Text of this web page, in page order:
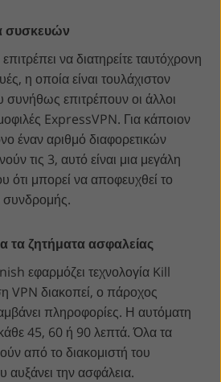
συσκευών
να διατηρείτε ταυτόχρονη
η οποία είναι τουλάχιστον
επιτρέπουν οι άλλοι
ExpressVPN. Για κάποιον
έναν αριθμό διαφορετικών
τις 3, αυτό είναι μια μεγάλη
ότι μπορεί να αποφευχθεί το
συνδρομής.
τα ζητήματα ασφαλείας
εφαρμόζει τεχνολογία Kill
VPN διακοπεί, ο πάροχος
πληροφορίες. Η αυτόματη
45, 60 ή 90 λεπτά. Όλα τα
από το διακομιστή του
την ασφάλεια.